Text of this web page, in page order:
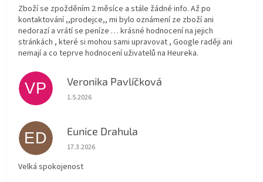
Zboží se zpožděním 2 měsíce a stále žádné info. Až po
kontaktování ,,prodejce,, mi bylo oznámení ze zboží ani
nedorazí a vrátí se peníze … krásné hodnocení na jejich
stránkách , které si mohou sami upravovat , Google raději ani
nemají a co teprve hodnocení uživatelů na Heureka.
VP Veronika Pavlíčková
Hodnocení obchodu je 5 z 5 hvězdiček.
1.5.2026
ED Eunice Drahula
Hodnocení obchodu je 5 z 5 hvězdiček.
17.3.2026
Velká spokojenost